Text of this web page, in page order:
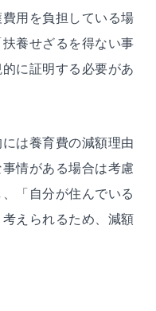
用を負担している場
養せざるを得ない事
に証明する必要があ
は養育費の減額理由
情がある場合は考慮
「自分が住んでいる
えられるため、減額